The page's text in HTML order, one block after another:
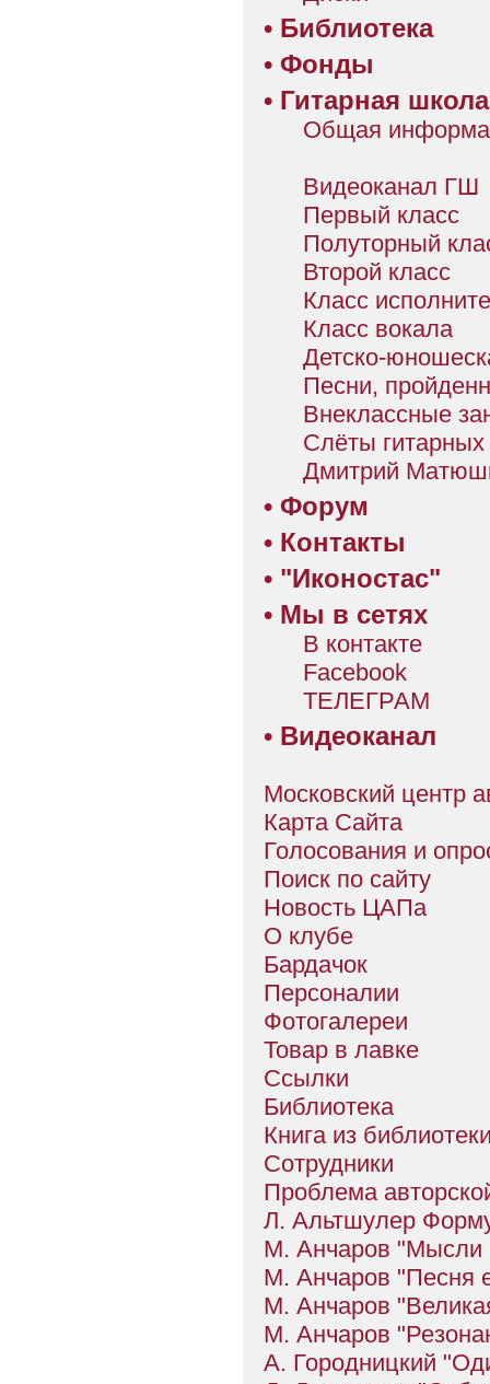
• Библиотека
• Фонды
• Гитарная школа
Общая
Видеоканал ГШ
Первый класс
Полуторный
Второй класс
Класс
Класс вокала
Детско-
Песни,
Внеклассные
Слёты
Дмитрий
• Форум
• Контакты
• "Иконостас"
• Мы в сетях
В контакте
Facebook
ТЕЛЕГРАМ
• Видеоканал
Московский центр
Карта Сайта
Голосования и
Поиск по сайту
Новость ЦАПа
О клубе
Бардачок
Персоналии
Фотогалереи
Товар в лавке
Ссылки
Библиотека
Книга из
Сотрудники
Проблема
Л. Альтшулер
М. Анчаров "Мысли
М. Анчаров "Песня
М. Анчаров
М. Анчаров
А. Городницкий